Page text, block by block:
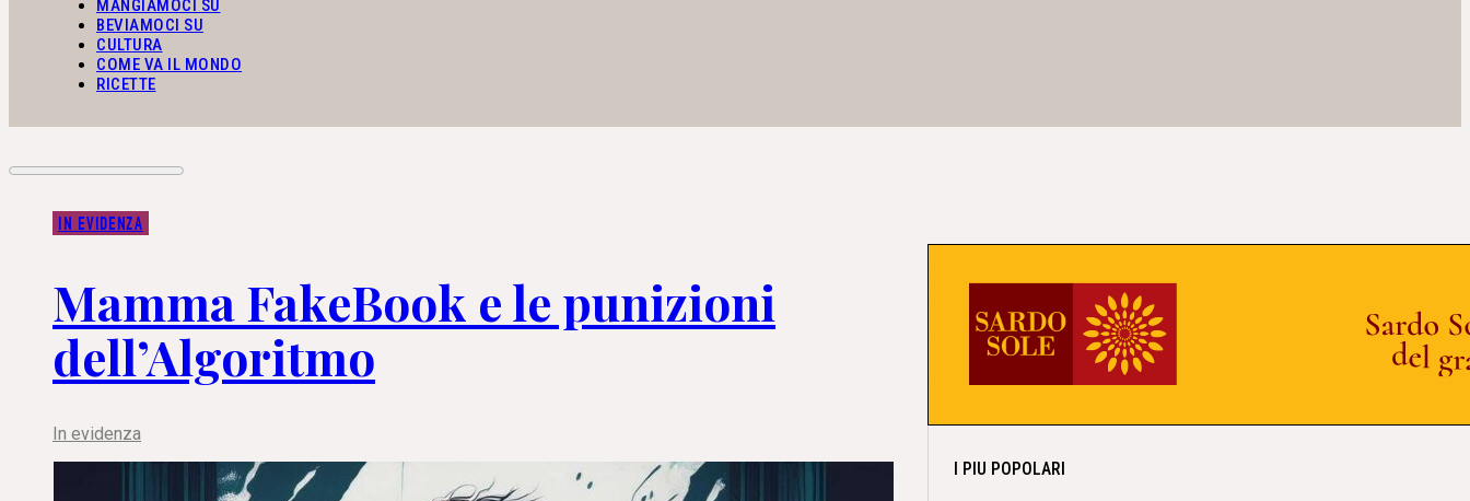
MANGIAMOCI SU
BEVIAMOCI SU
CULTURA
COME VA IL MONDO
RICETTE
IN EVIDENZA
Mamma FakeBook e le punizioni
dell’Algoritmo
In evidenza
I PIU POPOLARI